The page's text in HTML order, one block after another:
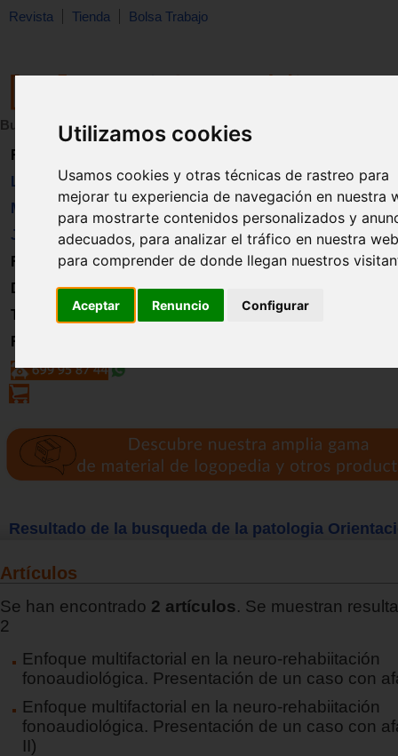
Utilizamos cookies
Usamos cookies y otras técnicas de rastreo para
mejorar tu experiencia de navegación en nuestra
para mostrarte contenidos personalizados y
adecuados, para analizar el tráfico en nuestra
para comprender de donde llegan nuestros
Aceptar Renuncio Configurar
Revista Tienda Bolsa Trabajo
Buscar:
Revista
Libros
Material
Juguetes
Formación
Directorio
Trabajo
Registro
Resultado de la busqueda de la patologia
Artículos
Se han encontrado 2 artículos. Se muestran
2
Enfoque multifactorial en la neuro-rehabiitación
fonoaudiológica. Presentación de un caso con
Enfoque multifactorial en la neuro-rehabiitación
fonoaudiológica. Presentación de un caso con
II)